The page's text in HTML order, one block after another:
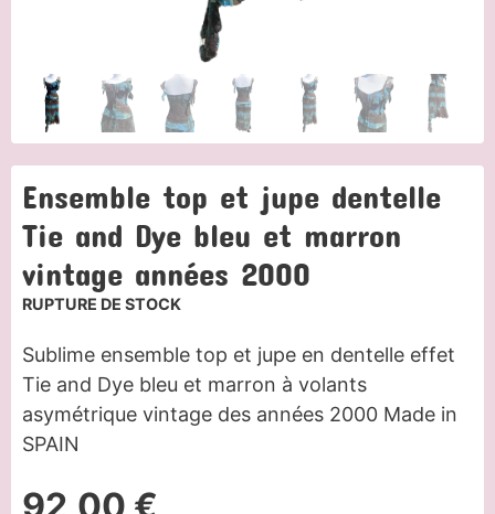
Ensemble top et jupe dentelle
Tie and Dye bleu et marron
vintage années 2000
Sublime ensemble top et jupe en dentelle effet
Tie and Dye bleu et marron à volants
asymétrique vintage des années 2000 Made in
SPAIN
RUPTURE DE STOCK